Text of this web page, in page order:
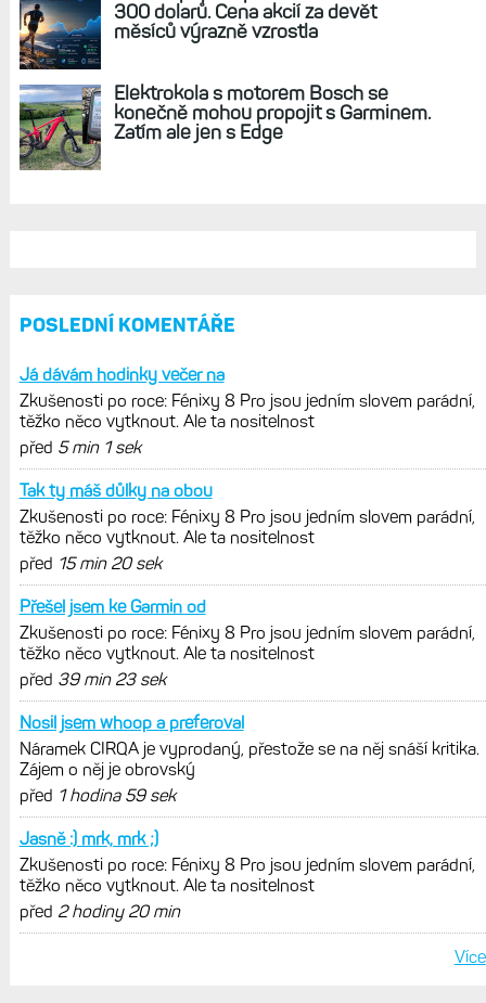
300 dolarů. Cena akcií za devět
měsíců výrazně vzrostla
Elektrokola s motorem Bosch se
konečně mohou propojit s Garminem.
Zatím ale jen s Edge
POSLEDNÍ KOMENTÁŘE
Já dávám hodinky večer na
Zkušenosti po roce: Fénixy 8 Pro jsou jedním slovem parádní,
těžko něco vytknout. Ale ta nositelnost
před 5 min 1 sek
Tak ty máš důlky na obou
Zkušenosti po roce: Fénixy 8 Pro jsou jedním slovem parádní,
těžko něco vytknout. Ale ta nositelnost
před 15 min 20 sek
Přešel jsem ke Garmin od
Zkušenosti po roce: Fénixy 8 Pro jsou jedním slovem parádní,
těžko něco vytknout. Ale ta nositelnost
před 39 min 23 sek
Nosil jsem whoop a preferoval
Náramek CIRQA je vyprodaný, přestože se na něj snáší kritika.
Zájem o něj je obrovský
před 1 hodina 59 sek
Jasně :) mrk, mrk ;)
Zkušenosti po roce: Fénixy 8 Pro jsou jedním slovem parádní,
těžko něco vytknout. Ale ta nositelnost
před 2 hodiny 20 min
Více